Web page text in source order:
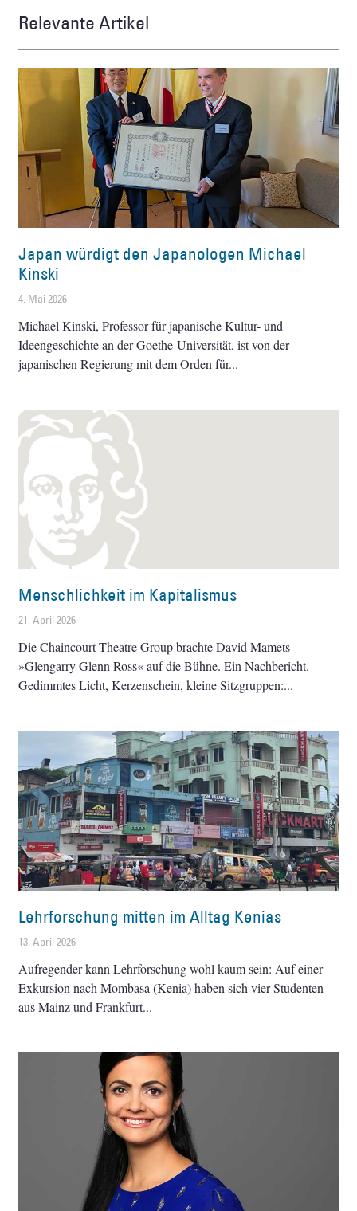
Relevante Artikel
Japan würdigt den Japanologen Michael
Kinski
4. Mai 2026
Michael Kinski, Professor für japanische Kultur- und
Ideengeschichte an der Goethe-Universität, ist von der
japanischen Regierung mit dem Orden für
Menschlichkeit im Kapitalismus
21. April 2026
Die Chaincourt Theatre Group brachte David Mamets
»Glengarry Glenn Ross« auf die Bühne. Ein Nachbericht.
Gedimmtes Licht, Kerzenschein, kleine Sitzgruppen:
Lehrforschung mitten im Alltag Kenias
13. April 2026
Aufregender kann Lehrforschung wohl kaum sein: Auf einer
Exkursion nach Mombasa (Kenia) haben sich vier Studenten
aus Mainz und Frankfurt